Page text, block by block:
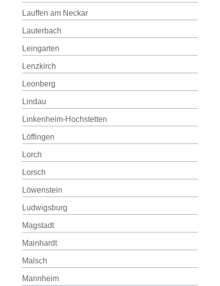
Lauffen am Neckar
Lauterbach
Leingarten
Lenzkirch
Leonberg
Lindau
Linkenheim-Hochstetten
Löffingen
Lorch
Lorsch
Löwenstein
Ludwigsburg
Magstadt
Mainhardt
Malsch
Mannheim